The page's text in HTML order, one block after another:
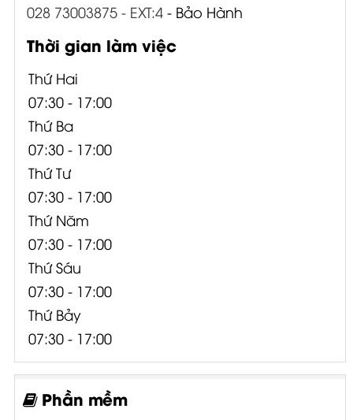
028 73003875 - EXT:4- Bảo Hành
Thời gian làm việc
Thứ Hai
07:30 - 17:00
Thứ Ba
07:30 - 17:00
Thứ Tư
07:30 - 17:00
Thứ Năm
07:30 - 17:00
Thứ Sáu
07:30 - 17:00
Thứ Bảy
07:30 - 17:00
Phần mềm